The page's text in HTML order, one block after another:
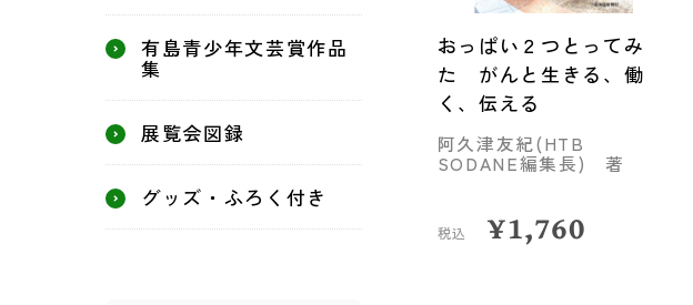
有島青少年文芸賞作品
集
展覧会図録
グッズ・ふろく付き
おっぱい２つとってみ
た がんと生きる、働
く、伝える
阿久津友紀(HTB
SODANE編集長) 著
税込 ¥1,760